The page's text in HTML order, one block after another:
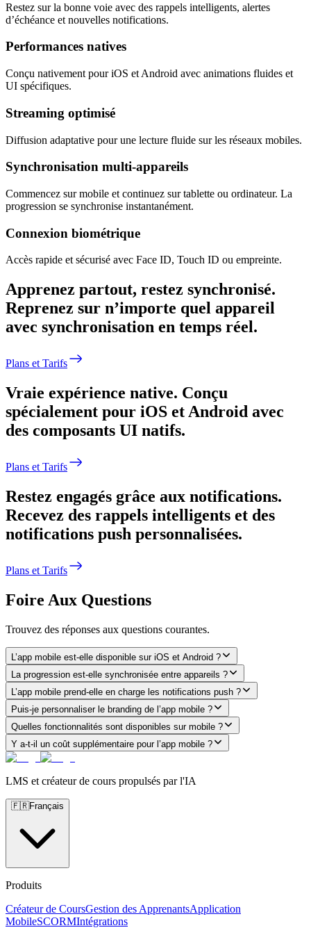
Restez sur la bonne voie avec des rappels intelligents, alertes
d’échéance et nouvelles notifications.
Performances natives
Conçu nativement pour iOS et Android avec animations fluides et
UI spécifiques.
Streaming optimisé
Diffusion adaptative pour une lecture fluide sur les réseaux mobiles.
Synchronisation multi‑appareils
Commencez sur mobile et continuez sur tablette ou ordinateur. La
progression se synchronise instantanément.
Connexion biométrique
Accès rapide et sécurisé avec Face ID, Touch ID ou empreinte.
Apprenez partout, restez synchronisé.
Reprenez sur n’importe quel appareil
avec synchronisation en temps réel.
Plans et Tarifs
Vraie expérience native. Conçu
spécialement pour iOS et Android avec
des composants UI natifs.
Plans et Tarifs
Restez engagés grâce aux notifications.
Recevez des rappels intelligents et des
notifications push personnalisées.
Plans et Tarifs
Foire Aux Questions
Trouvez des réponses aux questions courantes.
L’app mobile est-elle disponible sur iOS et Android ?
La progression est-elle synchronisée entre appareils ?
L’app mobile prend-elle en charge les notifications push ?
Puis-je personnaliser le branding de l’app mobile ?
Quelles fonctionnalités sont disponibles sur mobile ?
Y a‑t‑il un coût supplémentaire pour l’app mobile ?
LMS et créateur de cours propulsés par l'IA
🇫🇷Français
Produits
Créateur de CoursGestion des ApprenantsApplication
MobileSCORMIntégrations